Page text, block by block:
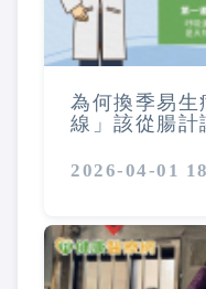
為何換季易生
線」該從腸計
2026-04-01